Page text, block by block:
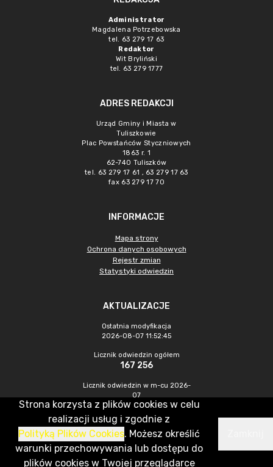
Administrator
Magdalena Potrzebowska
tel. 63 279 17 63
Redaktor
Wit Bryliński
tel. 63 279 1777
ADRES REDAKCJI
Urząd Gminy i Miasta w
Tuliszkowie
Plac Powstańców Styczniowych
1863 r. 1
62-740 Tuliszków
tel. 63 279 17 61 , 63 279 17 63
fax 63 279 17 70
INFORMACJE
Mapa strony
Ochrona danych osobowych
Rejestr zmian
Statystyki odwiedzin
AKTUALIZACJE
Ostatnia modyfikacja
2026-08-07 11:52:45
Licznik odwiedzin ogółem
167 256
Licznik odwiedzin w m-cu 2026-
07
654
CMS & Hosting: Nefeni Sp. z o.o.
Strona korzysta z plików cookies w celu
realizacji usług i zgodnie z
Polityką Plików Cookies. Możesz określić
warunki przechowywania lub dostępu do
plików cookies w Twojej przeglądarce